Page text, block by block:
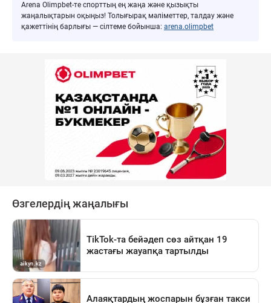
Arena Olimpbet-те спорттың ең жаңа және қызықты
жаңалықтарын оқыңыз! Толығырақ мәліметтер, талдау және
қажеттінің барлығы — сілтеме бойынша: arena.olimpbet